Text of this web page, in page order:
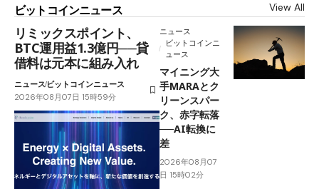
ビットコインニュース View All
リミックスポイント、
BTC運用益1.3億円──貸
借料は元本に組み入れ
ニュースビットコインニュース
2026年08月07日 15時59分
ニュース
ビットコインニ
ュース
マイニング大
手MARAとク
リーンスパー
ク、赤字転落
──AI転換に
差
2026年08月07
日 15時02分